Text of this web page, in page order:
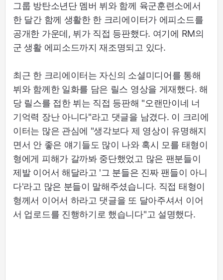
그룹 방탄소년단 멤버 뷔와 함께 육군훈련소에서
한 달간 함께 생활한 한 크리에이터가 에피소드를
공개한 가운데, 뷔가 직접 등판했다. 여기에 RM의
군 생활 에피소드까지 재조명되고 있다.
최근 한 크리에이터는 자신의 소셜미디어를 통해
뷔와 함께한 일화를 담은 릴스 영상을 게재했다. 해
당 릴스를 접한 뷔는 직접 등판해 "오랜만이네 너
기억력 장난 아니다"라고 댓글을 남겼다. 이 크리에
이터는 많은 관심에 "생각보다 제 영상이 유명해지
면서 안 좋은 얘기들도 많이 나와 혹시 모를 태형이
형에게 피해가 갈까봐 중단했었고 많은 팬분들이
제발 이어서 해달라고 '그 분들은 진짜 팬들이 아니
다'라고 많은 분들이 말해주셨습니다. 직접 태형이
형께서 이어서 하라고 댓글을 또 달아주셔서 이어
서 업로드를 진행하기로 했습니다"고 설명했다.